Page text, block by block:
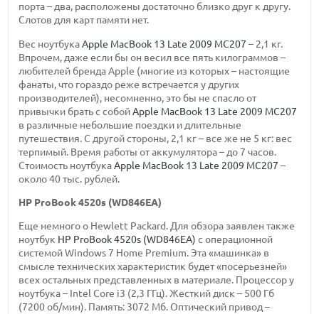
порта – два, расположены достаточно близко друг к другу.
Слотов для карт памяти нет.
Вес ноутбукаApple MacBook 13 Late 2009 MC207 – 2,1 кг.
Впрочем, даже если бы он весил все пять килограммов –
любителей бренда Apple (многие из которых – настоящие
фанаты, что гораздо реже встречается у других
производителей), несомненно, это бы не спасло от
привычки брать с собойApple MacBook 13 Late 2009 MC207
в различные небольшие поездки и длительные
путешествия. С другой стороны, 2,1 кг – все же не 5 кг: вес
терпимый. Время работы от аккумулятора – до 7 часов.
Стоимость ноутбукаApple MacBook 13 Late 2009 MC207 –
около 40 тыс. рублей.
HP ProBook 4520s (WD846EA)
Еще немного о Hewlett Packard. Для обзора заявлен также
ноутбук HP ProBook 4520s (WD846EA) с операционной
системой Windows 7 Home Premium. Эта «машинка» в
смысле технических характеристик будет «посерьезней»
всех остальных представленных в материале. Процессор у
ноутбука – Intel Core i3 (2,3 ГГц). Жесткий диск – 500 Гб
(7200 об/мин). Память: 3072 Мб. Оптический привод –